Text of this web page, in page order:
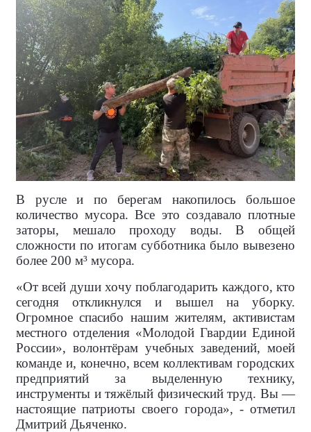
В русле и по берегам накопилось большое
количество мусора. Все это создавало плотные
заторы, мешало проходу воды. В общей
сложности по итогам субботника было вывезено
более 200 м³ мусора.
«От всей души хочу поблагодарить каждого, кто
сегодня откликнулся и вышел на уборку.
Огромное спасибо нашим жителям, активистам
местного отделения «Молодой Гвардии Единой
России», волонтёрам учебных заведений, моей
команде и, конечно, всем коллективам городских
предприятий за выделенную технику,
инструменты и тяжёлый физический труд. Вы —
настоящие патриоты своего города», - отметил
Дмитрий Дьяченко.